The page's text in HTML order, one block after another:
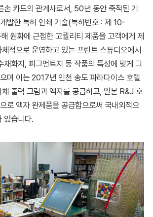
손 카드의 관계사로서, 50년 동안 축적된 기
발한 특허 인쇄 기술(특허번호 : 제 10-
원화에 근접한 고퀄리티 제품을 고객에게 제
적으로 운영하고 있는 프린트 스튜디오에서
채화지, 피그먼트지 등 작품의 특성에 맞게 그
며 이는 2017년 인천 송도 파라다이스 호텔
출력 그림과 액자를 공급하고, 일본 R&J 호
로 액자 완제품을 공급함으로써 국내외적으
있습니다.